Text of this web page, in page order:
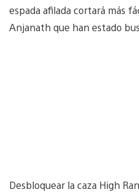
espada afilada cortará más
Anjanath que han estado
Desbloquear la caza High